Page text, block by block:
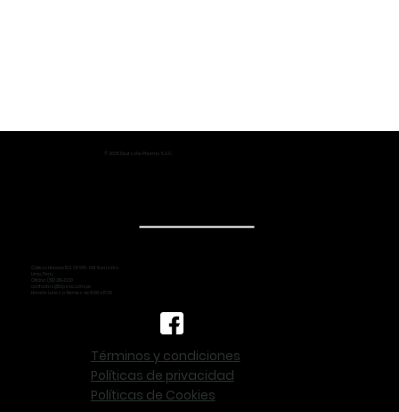
© 2025 Deutsche Pharma S.A.C.
Calle La Habana 192, Of. 501 - 601 San Isidro
Lima, Perú
Oficina: (511) 219-1330
contactos@dpsac.com.pe
Horario: Lunes a Viernes de 8:00 a 17:30
Términos y condiciones
Políticas de privacidad
Políticas de Cookies